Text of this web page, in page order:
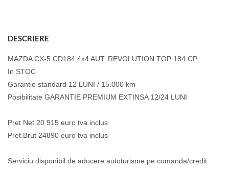
DESCRIERE
MAZDA CX-5 CD184 4x4 AUT. REVOLUTION TOP 184 CP
In STOC
Garantie standard 12 LUNI / 15.000 km
Posibilitate GARANTIE PREMIUM EXTINSA 12/24 LUNI
Pret Net 20.915 euro tva inclus
Pret Brut 24890 euro tva inclus
Serviciu disponibil de aducere autoturisme pe comanda/credit